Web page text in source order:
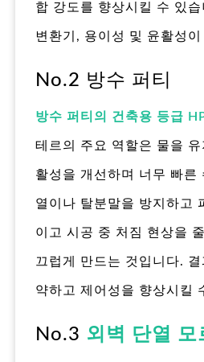
합 강도를 향상시킬 수 있습
변환기, 용이성 및 윤활성
No.2 방수 퍼티
방수 퍼티의 건축용 등급
테르의 주요 역할은 물을
활성을 개선하며 너무 빠른
열이나 탈분말을 방지하고
이고 시공 중 처짐 현상을
끄럽게 만드는 것입니다.
약하고 제어성을 향상시킬
No.3 외벽 단열 모